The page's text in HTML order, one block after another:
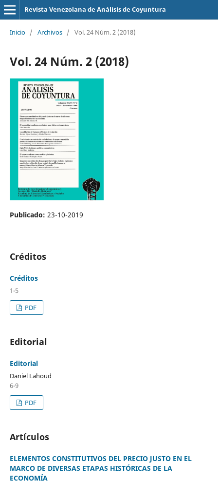
Revista Venezolana de Análisis de Coyuntura
Inicio / Archivos / Vol. 24 Núm. 2 (2018)
Vol. 24 Núm. 2 (2018)
Publicado: 23-10-2019
Créditos
Créditos
1-5
PDF
Editorial
Editorial
Daniel Lahoud
6-9
PDF
Artículos
ELEMENTOS CONSTITUTIVOS DEL PRECIO JUSTO EN EL
MARCO DE DIVERSAS ETAPAS HISTÓRICAS DE LA
ECONOMÍA